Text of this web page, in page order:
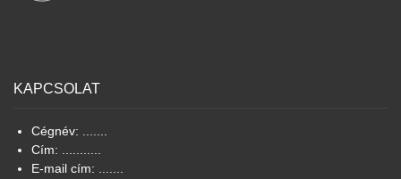
KAPCSOLAT
Cégnév: .......
Cím: ...........
E-mail cím: .......